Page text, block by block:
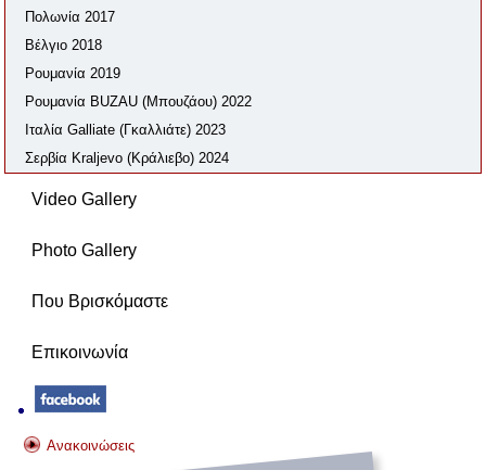
Πολωνία 2017
Βέλγιο 2018
Ρουμανία 2019
Ρουμανία BUZAU (Μπουζάου) 2022
Ιταλία Galliate (Γκαλλιάτε) 2023
Σερβία Kraljevo (Κράλιεβο) 2024
Video Gallery
Photo Gallery
Που Βρισκόμαστε
Επικοινωνία
Ανακοινώσεις